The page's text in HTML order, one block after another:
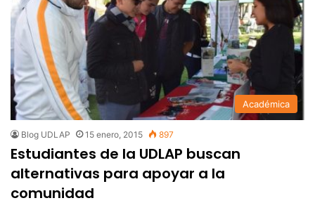
Académica
Blog UDLAP 15 enero, 2015 897
Estudiantes de la UDLAP buscan
alternativas para apoyar a la
comunidad